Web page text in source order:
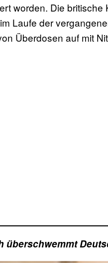
worden. Die britische
Laufe der
Überdosen auf mit
überschwemmt